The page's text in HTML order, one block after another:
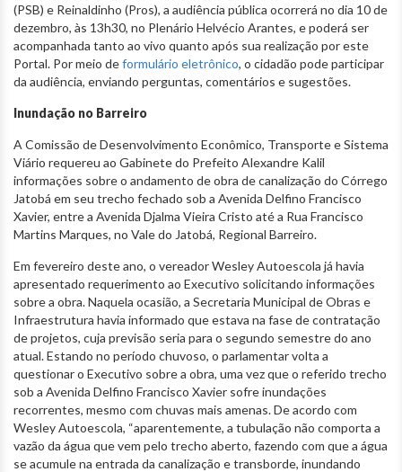
(PSB) e Reinaldinho (Pros), a audiência pública ocorrerá no dia 10 de
dezembro, às 13h30, no Plenário Helvécio Arantes, e poderá ser
acompanhada tanto ao vivo quanto após sua realização por este
Portal. Por meio deformulário eletrônico, o cidadão pode participar
da audiência, enviando perguntas, comentários e sugestões.
Inundação no Barreiro
A Comissão de Desenvolvimento Econômico, Transporte e Sistema
Viário requereu ao Gabinete do Prefeito Alexandre Kalil
informações sobre o andamento de obra de canalização do Córrego
Jatobá em seu trecho fechado sob a Avenida Delfino Francisco
Xavier, entre a Avenida Djalma Vieira Cristo até a Rua Francisco
Martins Marques, no Vale do Jatobá, Regional Barreiro.
Em fevereiro deste ano, o vereador Wesley Autoescola já havia
apresentado requerimento ao Executivo solicitando informações
sobre a obra. Naquela ocasião, a Secretaria Municipal de Obras e
Infraestrutura havia informado que estava na fase de contratação
de projetos, cuja previsão seria para o segundo semestre do ano
atual. Estando no período chuvoso, o parlamentar volta a
questionar o Executivo sobre a obra, uma vez que o referido trecho
sob a Avenida Delfino Francisco Xavier sofre inundações
recorrentes, mesmo com chuvas mais amenas. De acordo com
Wesley Autoescola, “aparentemente, a tubulação não comporta a
vazão da água que vem pelo trecho aberto, fazendo com que a água
se acumule na entrada da canalização e transborde, inundando